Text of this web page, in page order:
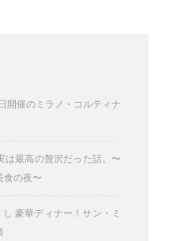
開催のミラノ・コルティナ
は最高の贅沢だった話。〜
食の夜〜
豪華ディナー！サン・ミ